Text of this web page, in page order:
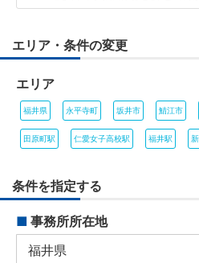
エリア・条件の変更
エリア
福井県 永平寺町 坂井市 鯖江市
田原町駅 仁愛女子高校駅 福井駅
条件を指定する
■ 事務所所在地